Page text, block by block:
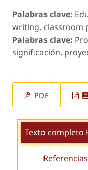
Palabras clave:
writing, classroom
Palabras clave:
significación,
PDF
Texto completo
Referencias